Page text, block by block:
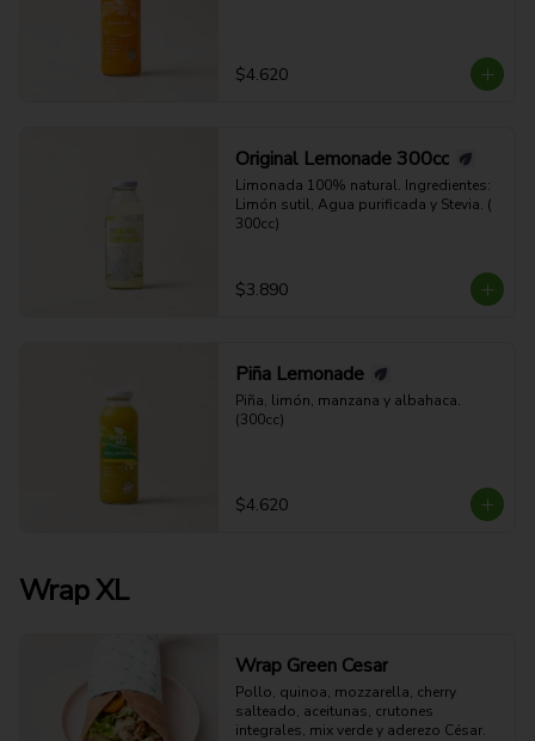
$4.620
Original Lemonade 300cc
Limonada 100% natural. Ingredientes:
Limón sutil, Agua purificada y Stevia. (
300cc)
$3.890
Piña Lemonade
Piña, limón, manzana y albahaca.
(300cc)
$4.620
Wrap XL
Wrap Green Cesar
Pollo, quinoa, mozzarella, cherry
salteado, aceitunas, crutones
integrales, mix verde y aderezo César.